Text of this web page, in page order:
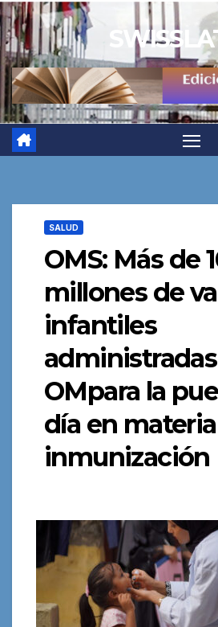
Saltar
al
contenido
SALUD
OMS: Más de
millones de
infantiles
administradas
OMpara la
día en
inmunización